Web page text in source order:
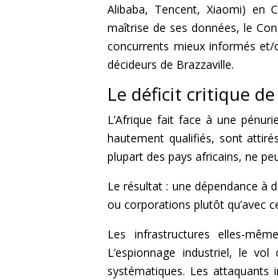
Alibaba, Tencent, Xiaomi) en
maîtrise de ses données, le
concurrents mieux informés
décideurs de Brazzaville.
Le déficit critique
L’Afrique fait face à une
hautement qualifiés, sont
plupart des pays africains, ne
Le résultat : une dépendance à
ou corporations plutôt qu’avec
Les infrastructures elles-
L’espionnage industriel, le
systématiques. Les attaquants